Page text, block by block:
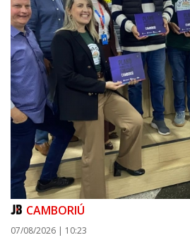
CAMBORIÚ
07/08/2026 | 10:23